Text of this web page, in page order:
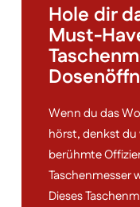
Hole dir
Must-
Wenn du das
hörst, denkst du
berühmte
Taschenmesser
Dieses